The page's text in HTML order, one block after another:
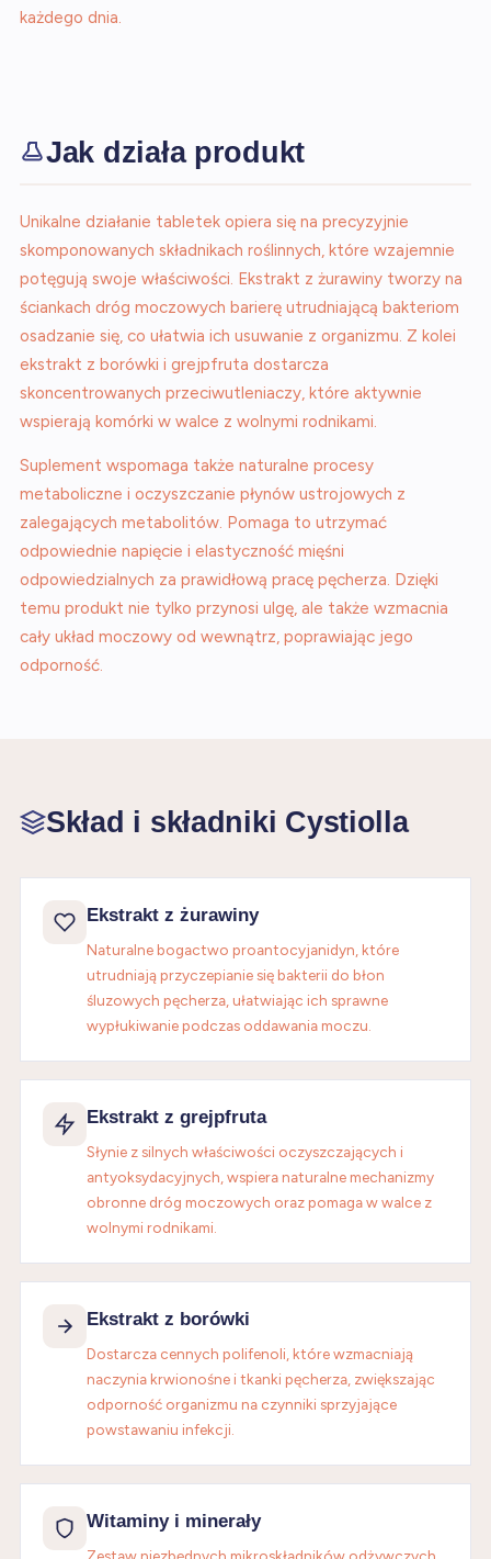
każdego dnia.
Jak działa produkt
Unikalne działanie tabletek opiera się na precyzyjnie
skomponowanych składnikach roślinnych, które wzajemnie
potęgują swoje właściwości. Ekstrakt z żurawiny tworzy na
ściankach dróg moczowych barierę utrudniającą bakteriom
osadzanie się, co ułatwia ich usuwanie z organizmu. Z kolei
ekstrakt z borówki i grejpfruta dostarcza
skoncentrowanych przeciwutleniaczy, które aktywnie
wspierają komórki w walce z wolnymi rodnikami.
Suplement wspomaga także naturalne procesy
metaboliczne i oczyszczanie płynów ustrojowych z
zalegających metabolitów. Pomaga to utrzymać
odpowiednie napięcie i elastyczność mięśni
odpowiedzialnych za prawidłową pracę pęcherza. Dzięki
temu produkt nie tylko przynosi ulgę, ale także wzmacnia
cały układ moczowy od wewnątrz, poprawiając jego
odporność.
Skład i składniki Cystiolla
Ekstrakt z żurawiny
Naturalne bogactwo proantocyjanidyn, które
utrudniają przyczepianie się bakterii do błon
śluzowych pęcherza, ułatwiając ich sprawne
wypłukiwanie podczas oddawania moczu.
Ekstrakt z grejpfruta
Słynie z silnych właściwości oczyszczających i
antyoksydacyjnych, wspiera naturalne mechanizmy
obronne dróg moczowych oraz pomaga w walce z
wolnymi rodnikami.
Ekstrakt z borówki
Dostarcza cennych polifenoli, które wzmacniają
naczynia krwionośne i tkanki pęcherza, zwiększając
odporność organizmu na czynniki sprzyjające
powstawaniu infekcji.
Witaminy i minerały